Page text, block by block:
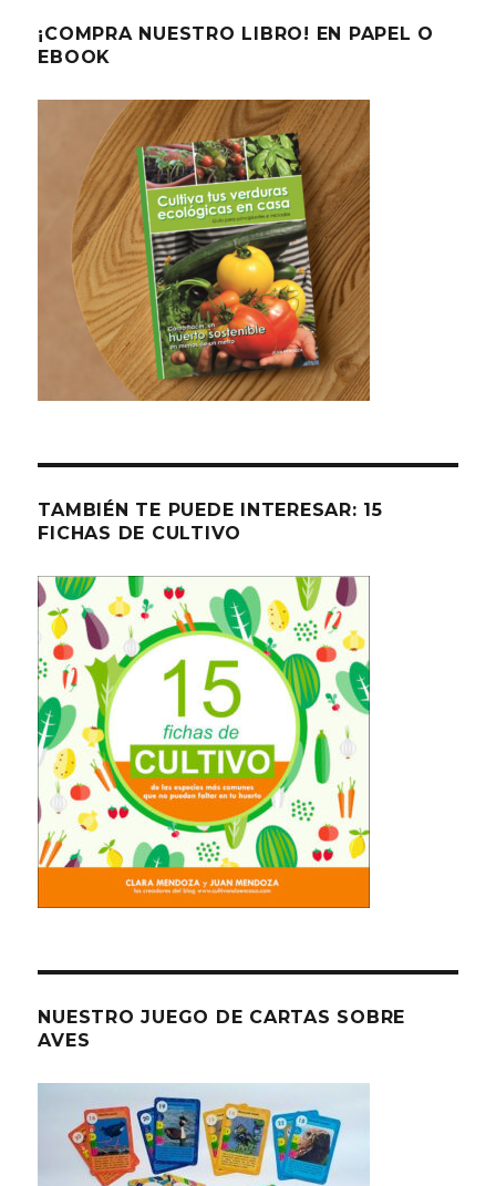
¡COMPRA NUESTRO LIBRO! EN PAPEL O
EBOOK
TAMBIÉN TE PUEDE INTERESAR: 15
FICHAS DE CULTIVO
NUESTRO JUEGO DE CARTAS SOBRE
AVES